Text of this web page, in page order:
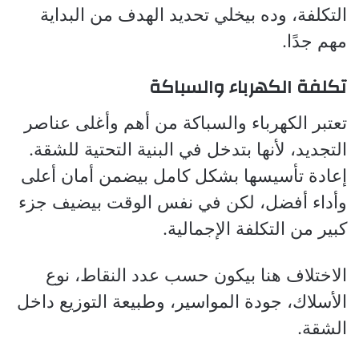
التكلفة، وده بيخلي تحديد الهدف من البداية
مهم جدًا.
تكلفة الكهرباء والسباكة
تعتبر الكهرباء والسباكة من أهم وأغلى عناصر
التجديد، لأنها بتدخل في البنية التحتية للشقة.
إعادة تأسيسها بشكل كامل بيضمن أمان أعلى
وأداء أفضل، لكن في نفس الوقت بيضيف جزء
كبير من التكلفة الإجمالية.
الاختلاف هنا بيكون حسب عدد النقاط، نوع
الأسلاك، جودة المواسير، وطبيعة التوزيع داخل
الشقة.